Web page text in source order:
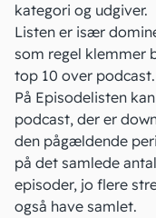
kategori og udgiver.
Listen er især
som regel klemmer
top 10 over podcast.
På Episodelisten
podcast, der er
den pågældende
på det samlede
episoder, jo flere
også have samlet.